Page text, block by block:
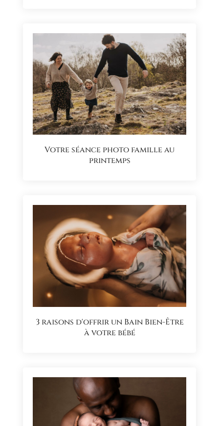
Votre séance photo famille au
printemps
3 raisons d'offrir un Bain Bien-Être
à votre bébé